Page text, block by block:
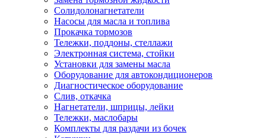
Солидолонагнетатели
Насосы для масла и топлива
Прокачка тормозов
Тележки, поддоны, стеллажи
Электронная система, стойки
Установки для замены масла
Оборудование для автокондиционеров
Диагностическое оборудование
Слив, откачка
Нагнетатели, шприцы, лейки
Тележки, маслобары
Комплекты для раздачи из бочек